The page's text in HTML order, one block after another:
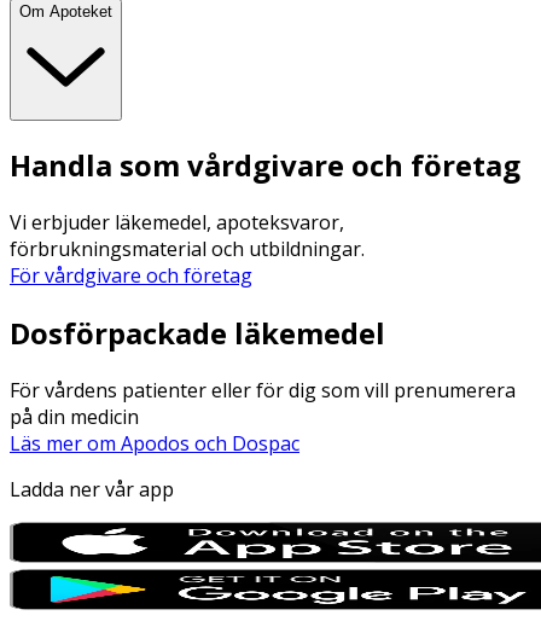
Om Apoteket
Handla som vårdgivare och företag
Vi erbjuder läkemedel, apoteksvaror,
förbrukningsmaterial och utbildningar.
För vårdgivare och företag
Dosförpackade läkemedel
För vårdens patienter eller för dig som vill prenumerera
på din medicin
Läs mer om Apodos och Dospac
Ladda ner vår app